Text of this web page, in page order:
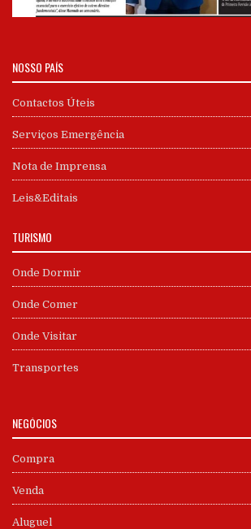
NOSSO PAÍS
Contactos Úteis
Serviços Emergência
Nota de Imprensa
Leis&Editais
TURISMO
Onde Dormir
Onde Comer
Onde Visitar
Transportes
NEGÓCIOS
Compra
Venda
Aluguel